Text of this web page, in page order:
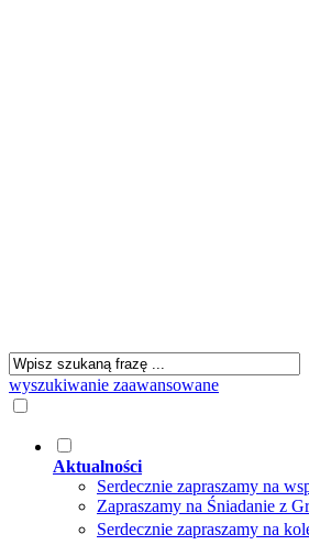
wyszukiwanie zaawansowane
Aktualności
Serdecznie zapraszamy na
Zapraszamy na Śniadanie z
Serdecznie zapraszamy na